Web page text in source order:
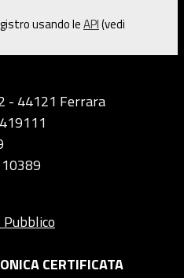
usando leAPI(vedi
- 44121 Ferrara
CERTIFICATA